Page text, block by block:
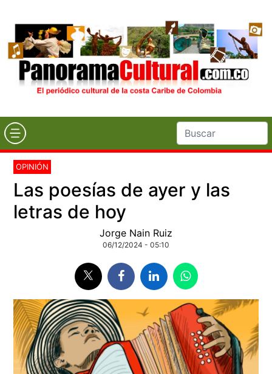
OPINIÓN
Las poesías de ayer y las
letras de hoy
Jorge Nain Ruiz
06/12/2024 - 05:10